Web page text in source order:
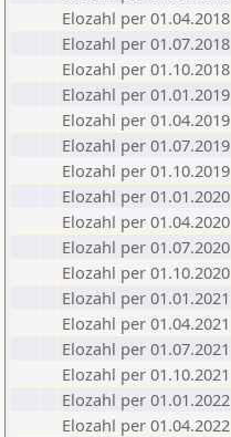
Elozahl per 01.04.2018
Elozahl per 01.07.2018
Elozahl per 01.10.2018
Elozahl per 01.01.2019
Elozahl per 01.04.2019
Elozahl per 01.07.2019
Elozahl per 01.10.2019
Elozahl per 01.01.2020
Elozahl per 01.04.2020
Elozahl per 01.07.2020
Elozahl per 01.10.2020
Elozahl per 01.01.2021
Elozahl per 01.04.2021
Elozahl per 01.07.2021
Elozahl per 01.10.2021
Elozahl per 01.01.2022
Elozahl per 01.04.2022